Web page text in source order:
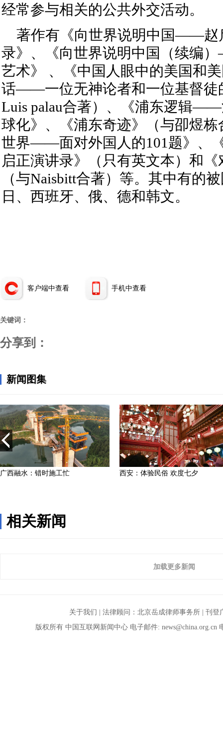
经常参与相关的公共外交活动。
著作有《向世界说明中国——赵
录》、《向世界说明中国（续编
艺术》 、《中国人眼中的美国和
话——一位无神论者和一位基督徒
Luis palau合著）、《浦东逻辑
球化》、《浦东奇迹》（与卲煜
世界——面对外国人的101题》、
启正演讲录》（只有英文本）和
（与Naisbitt合著）等。其中有的
日、西班牙、俄、德和韩文。
客户端中查看 手机中查看
关键词：
分享到：
相关新闻
加载更多新闻
关于我们 | 法律顾问：北京岳成律师事务所 |刊登
版权所有 中国互联网新闻中心 电子邮件: news@china.org.cn